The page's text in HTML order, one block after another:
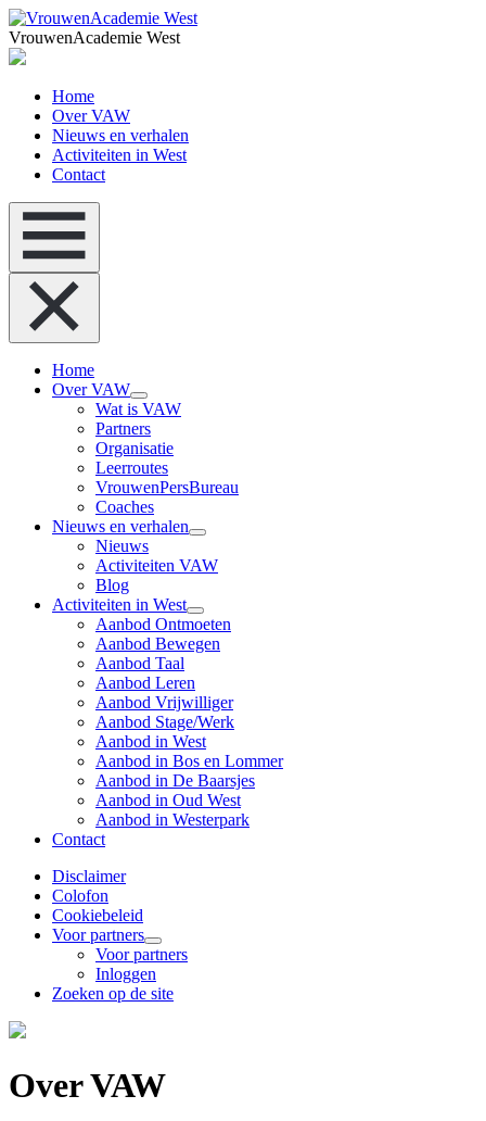
VrouwenAcademie West
Home
Over VAW
Nieuws en verhalen
Activiteiten in West
Contact
Home
Over VAW
Wat is VAW
Partners
Organisatie
Leerroutes
VrouwenPersBureau
Coaches
Nieuws en verhalen
Nieuws
Activiteiten VAW
Blog
Activiteiten in West
Aanbod Ontmoeten
Aanbod Bewegen
Aanbod Taal
Aanbod Leren
Aanbod Vrijwilliger
Aanbod Stage/Werk
Aanbod in West
Aanbod in Bos en Lommer
Aanbod in De Baarsjes
Aanbod in Oud West
Aanbod in Westerpark
Contact
Disclaimer
Colofon
Cookiebeleid
Voor partners
Voor partners
Inloggen
Zoeken op de site
Over VAW